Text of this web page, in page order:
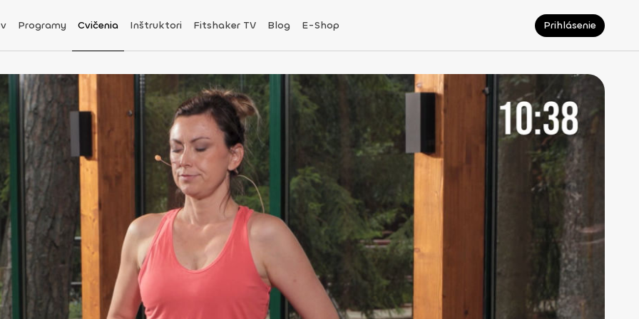
Programy Cvičenia Inštruktori Fitshaker TV Blog E-Shop Prihlásenie